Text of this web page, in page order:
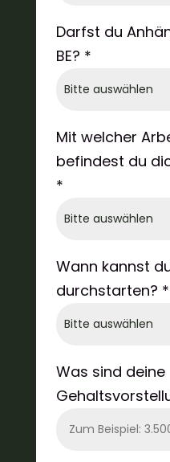
Darfst du
BE? *
Mit welcher
befindest du
*
Wann kannst
durchstarten? *
Was sind deine